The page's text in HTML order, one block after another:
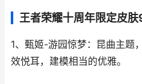
王者荣耀十周年限定皮
1、甄姬-游园惊梦：昆曲主题
效悦耳，建模相当的优雅。